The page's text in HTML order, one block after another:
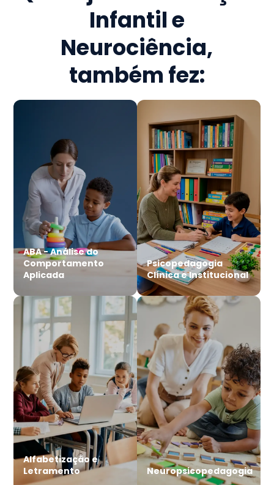
Infantil e
Neurociência,
também fez:
ABA - Análise do
Comportamento
Aplicada
Psicopedagogia
Clínica e Institucional
Alfabetização e
Letramento
Neuropsicopedagogia